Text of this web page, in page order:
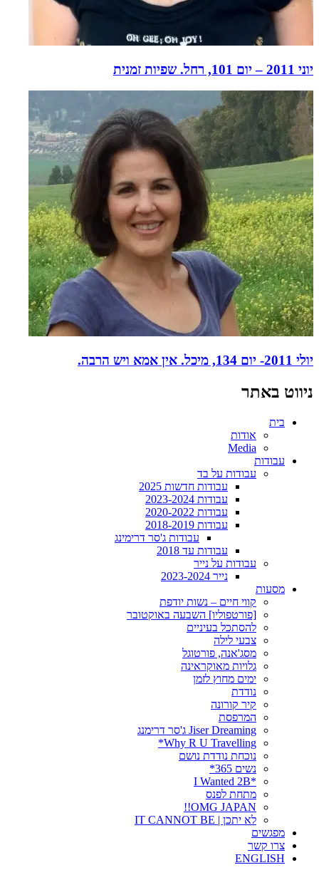
יוני 2011 – יום 101, רחל. שפיות זמנית
יולי 2011- יום 134, מיכל. אין אמא ויש הרבה.
ניווט באתר
בית
אודות
Media
עבודות
עבודות על בד
עבודות חדשות 2025
עבודות 2023-2024
עבודות 2020-2022
עבודות 2018-2019
עבודות ג'סר דרימינג
עבודות עד 2018
עבודות על נייר
נייר 2023-2024
מסעות
קווי חיים – נשות יודפת
[פורטפוליו] השבעה באוקטובר
להסתכל בעיניים
צבעי לילה
מסג'אנה, פורטוגל
גלויות מאוקראינה
ימים מחוץ לזמן
נודדת
קיר קורונה
המרפסת
Jiser Dreaming ג'סר דרימנג
Why R U Travelling*
נוכחת נודדת נושם
נשים 365*
*I Wanted 2B
מתחת לפנס
OMG JAPAN!!
לא יתכן | IT CANNOT BE
מפגשים
צרו קשר
ENGLISH